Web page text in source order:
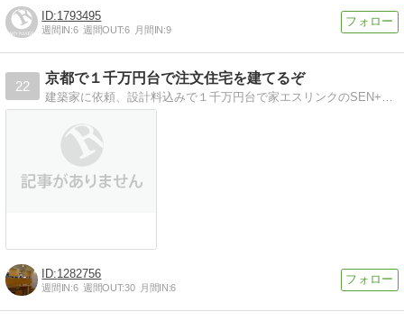
1793495
週間IN:6 週間OUT:6 月間IN:9
22
京都で１千万円台で注文住宅を建てるぞ
建築家に依頼、設計料込みで１千万円台で家エスリンクのSEN+（センプラス）というブランドで自分の家を建築中
1282756
週間IN:6 週間OUT:30 月間IN:6